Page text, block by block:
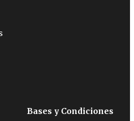
Bases y Condiciones